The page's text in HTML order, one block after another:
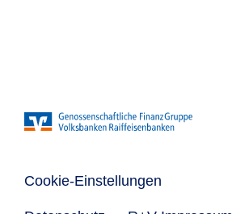
Cookie-Einstellungen